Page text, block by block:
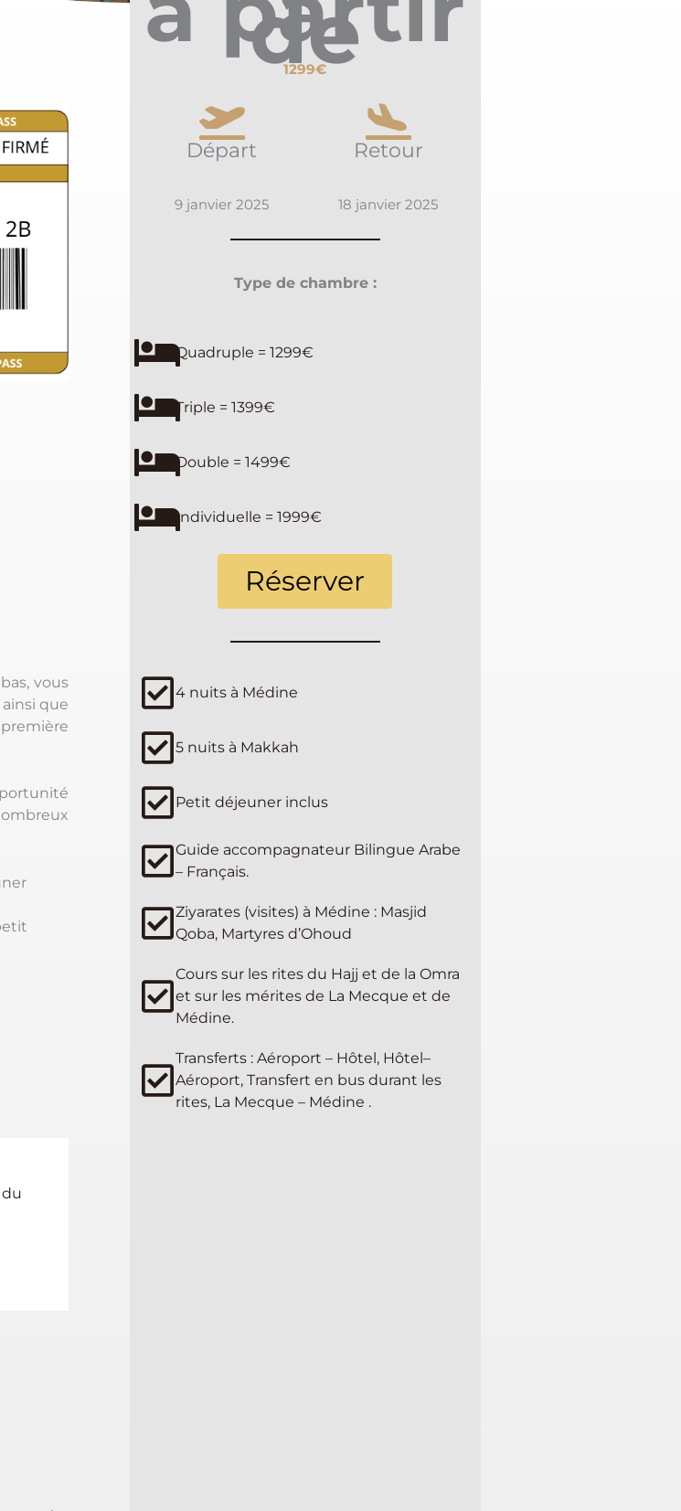
vous
que
etit
de
1299€
Départ
9 janvier 2025
Retour
18 janvier 2025
Type de chambre :
Quadruple = 1299€
Triple = 1399€
Double = 1499€
Individuelle = 1999€
Réserver
4 nuits à Médine
5 nuits à Makkah
Petit déjeuner inclus
Guide accompagnateur Bilingue Arabe
– Français.
Ziyarates (visites) à Médine : Masjid
Qoba, Martyres d’Ohoud
Cours sur les rites du Hajj et de la Omra
et sur les mérites de La Mecque et de
Médine.
Transferts : Aéroport – Hôtel, Hôtel–
Aéroport, Transfert en bus durant les
rites, La Mecque – Médine .